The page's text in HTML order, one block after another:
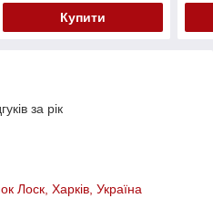
Купити
за рік
Лоск, Харків, Україна